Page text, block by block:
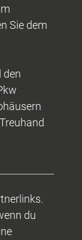
Sie dem
den
du